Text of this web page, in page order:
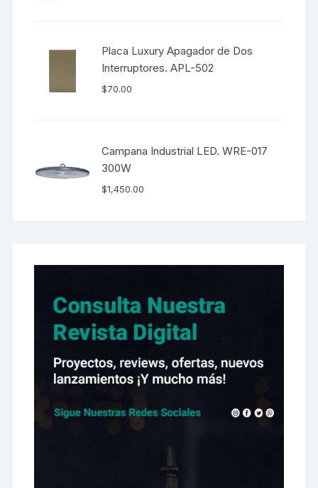
Placa Luxury Apagador de Dos
Interruptores. APL-502
$70.00
Campana Industrial LED. WRE-017
300W
$1,450.00